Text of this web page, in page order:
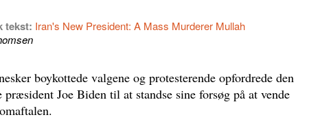
tekst: Iran's New President: A Mass Murderer Mullah
boykottede valgene og protesterende opfordrede den
præsident Joe Biden til at standse sine forsøg på at vende